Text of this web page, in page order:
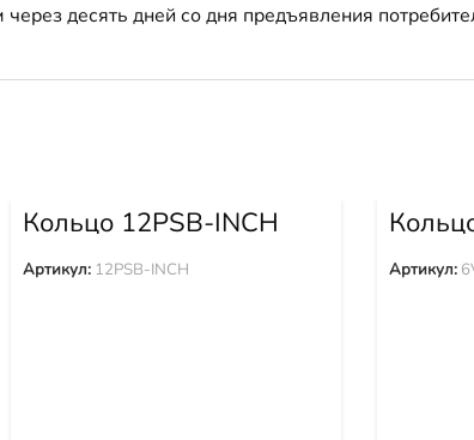
десять дней со дня предъявления
Кольцо 12PSB-INCH
Артикул: 12PSB-INCH Артикул: